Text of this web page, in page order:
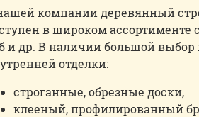
компании деревянный
в широком ассортименте
и др. В наличии большой выбор
отделки:
строганные, обрезные доски,
клееный, профилированный